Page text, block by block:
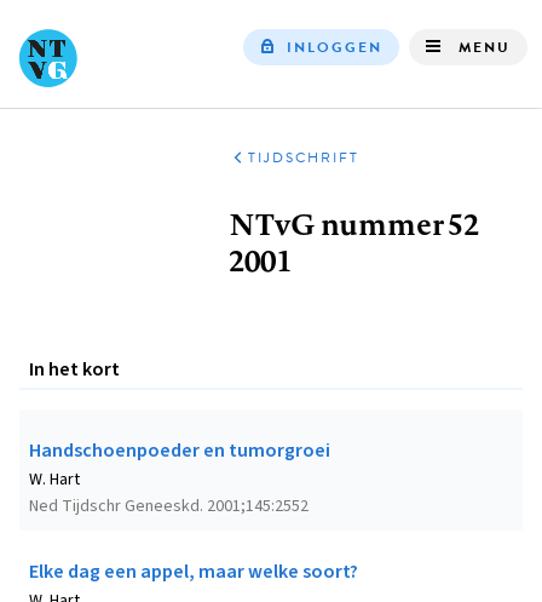
INLOGGEN MENU
TIJDSCHRIFT
NTvG nummer 52
2001
In het kort
Handschoenpoeder en tumorgroei
Ned Tijdschr Geneeskd. 2001;145:2552
W. Hart
Elke dag een appel, maar welke soort?